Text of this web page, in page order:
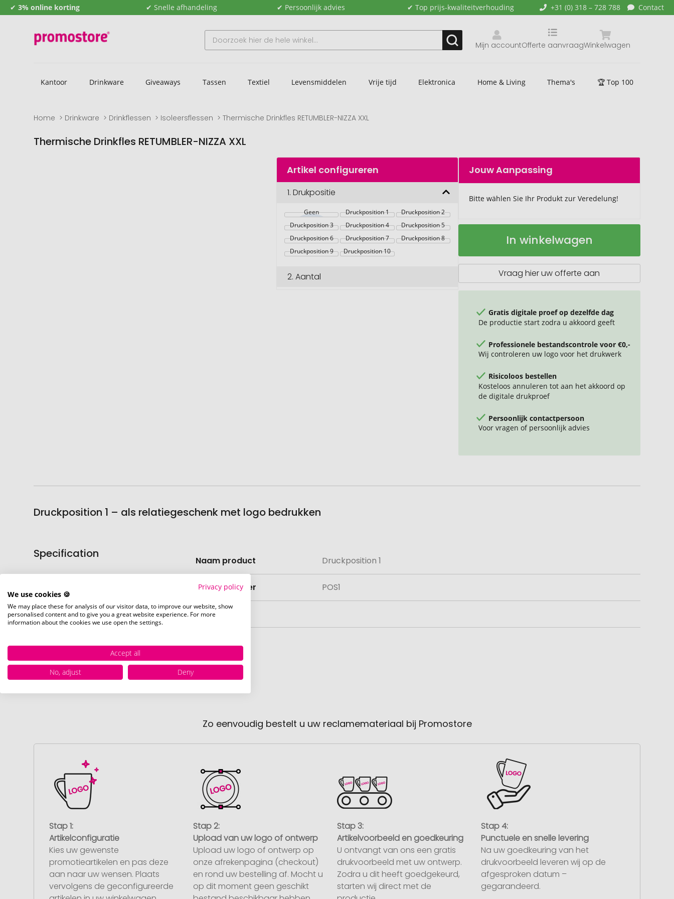
✔ 3% online korting ✔ Snelle afhandeling ✔ Persoonlijk advies ✔ Top prijs-kwaliteitverhouding +31 (0) 318 – 728 788 Contact
Mijn account Winkelwagen
Offerte aanvraag
Kantoor Drinkware Giveaways Tassen Textiel Levensmiddelen Vrije tijd Elektronica Home & Living Thema's 🏆 Top 100
Home Drinkware Drinkflessen Isoleersflessen Thermische Drinkfles RETUMBLER-NIZZA XXL
Thermische Drinkfles RETUMBLER-NIZZA XXL
Artikel configureren
1.Drukpositie
Geen Druckposition 1
Druckposition 2
Druckposition 3
Druckposition 4
Druckposition 5
Druckposition 6
Druckposition 7
Druckposition 8
Druckposition 9
Druckposition 10
2.Aantal
Jouw Aanpassing
Bitte wählen Sie Ihr Produkt zur Veredelung!
Thermische
NIZZA
Op
In winkelwagen
Vraag hier uw offerte aan
Gratis digitale proef op dezelfde dag
De productie start zodra u akkoord geeft
Professionele bestandscontrole voor €0,-
Wij controleren uw logo voor het drukwerk
Risicoloos bestellen
Kosteloos annuleren tot aan het akkoord op
de digitale drukproef
Persoonlijk contactpersoon
Voor vragen of persoonlijk advies
Druckposition 1 – als relatiegeschenk met logo bedrukken
Specification
informatie
Naam product Druckposition 1
Artikelnummer POS1
Voorraad
Zo eenvoudig bestelt u uw reclamemateriaal bij Promostore
Stap 1:
Artikelconfiguratie
Kies uw gewenste
promotieartikelen en pas deze
aan naar uw wensen. Plaats
vervolgens de geconfigureerde
Stap 2:
Upload van uw logo of ontwerp
Upload uw logo of ontwerp op
onze afrekenpagina (checkout)
en rond uw bestelling af. Mocht u
op dit moment geen geschikt
Stap 3:
Artikelvoorbeeld en goedkeuring
U ontvangt van ons een gratis
drukvoorbeeld met uw ontwerp.
Zodra u dit heeft goedgekeurd,
starten wij direct met de
Stap 4:
Punctuele en snelle levering
Na uw goedkeuring van het
drukvoorbeeld leveren wij op de
afgesproken datum –
gegarandeerd.
Privacy policy
We use cookies 🍪
We may place these for analysis of our visitor data, to improve our website, show
personalised content and to give you a great website experience. For more
information about the cookies we use open the settings.
Accept all
No, adjust
Deny